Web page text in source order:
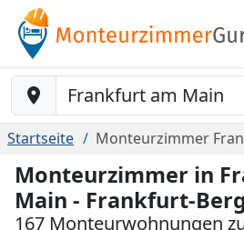
Baustelle-Location
Startseite Monteurzimmer
Monteurzimmer in
Main - Frankfurt-
167 Monteurwohnungen